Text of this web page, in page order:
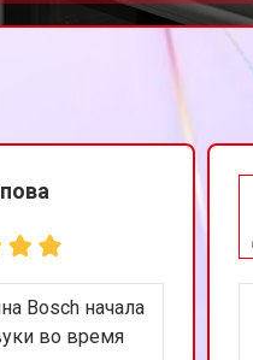
Bosch начала
во время